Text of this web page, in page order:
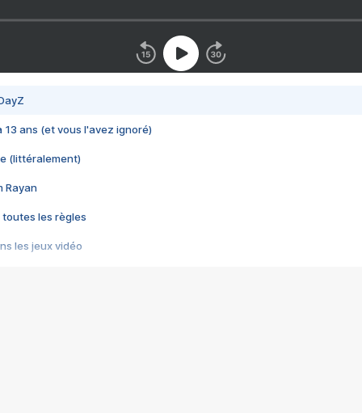
13 ans (et vous l'avez ignoré)
(littéralement)
Rayan
toutes les règles
les jeux vidéo